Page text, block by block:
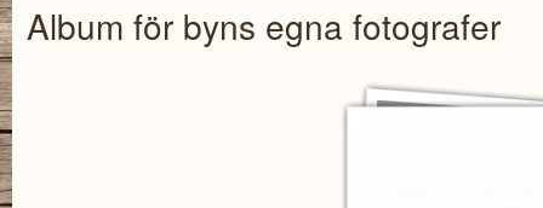
Album för byns egna fotografer